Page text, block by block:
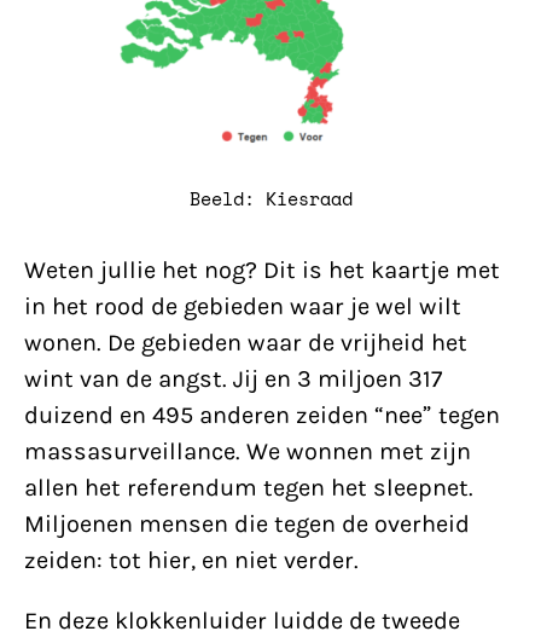
Beeld: Kiesraad
Weten jullie het nog? Dit is het kaartje met
in het rood de gebieden waar je wel wilt
wonen. De gebieden waar de vrijheid het
wint van de angst. Jij en 3 miljoen 317
duizend en 495 anderen zeiden “nee” tegen
massasurveillance. We wonnen met zijn
allen het referendum tegen het sleepnet.
Miljoenen mensen die tegen de overheid
zeiden: tot hier, en niet verder.
En deze klokkenluider luidde de tweede